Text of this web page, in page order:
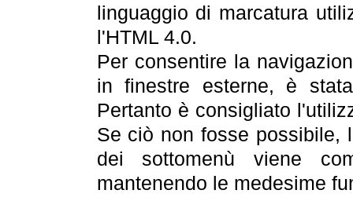
linguaggio di marcatura
l'HTML 4.0.
Per consentire la
in finestre esterne, è
Pertanto è consigliato
Se ciò non fosse possibile,
dei sottomenù viene
mantenendo le medesime